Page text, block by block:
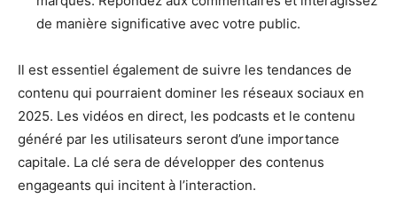
de manière significative avec votre public.
Il est essentiel également de suivre les tendances de
contenu qui pourraient dominer les réseaux sociaux en
2025. Les vidéos en direct, les podcasts et le contenu
généré par les utilisateurs seront d’une importance
capitale. La clé sera de développer des contenus
engageants qui incitent à l’interaction.